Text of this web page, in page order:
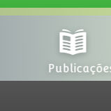
Publicações